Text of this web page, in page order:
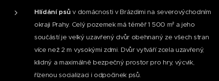
Hlídání psů v domácnosti v Brázdimi na severovýchodním
okraji Prahy. Celý pozemek má téměř 1 500 m² a jeho
součástí je velký uzavřený dvůr obehnaný ze všech stran
více než 2 m vysokými zdmi. Dvůr vytváří zcela uzavřený,
klidný a maximálně bezpečný prostor pro hry, výcvik,
řízenou socializaci i odpočinek psů.